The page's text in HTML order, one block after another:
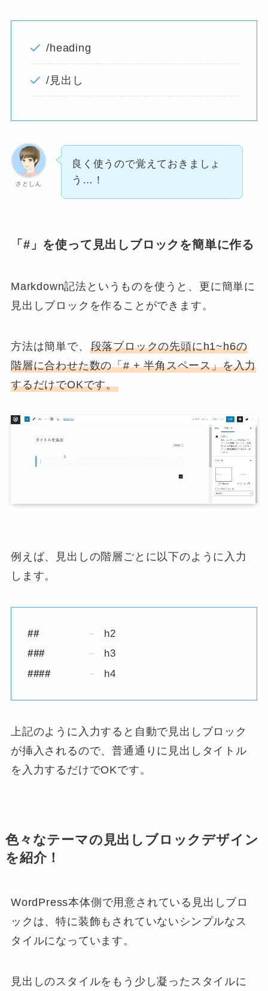
/heading
/見出し
さとしん
良く使うので覚えておきましょ
う…！
「#」を使って見出しブロックを簡単に作る
Markdown記法というものを使うと、更に簡単に
見出しブロックを作ることができます。
方法は簡単で、 段落ブロックの先頭にh1~h6の
階層に合わせた数の「# + 半角スペース」を入力
するだけでOKです。
例えば、見出しの階層ごとに以下のように入力
します。
##
h2
###
h3
####
h4
上記のように入力すると自動で見出しブロック
が挿入されるので、普通通りに見出しタイトル
を入力するだけでOKです。
色々なテーマの見出しブロックデザイン
を紹介！
WordPress本体側で用意されている見出しブロ
ックは、特に装飾もされていないシンプルなス
タイルになっています。
見出しのスタイルをもう少し凝ったスタイルに